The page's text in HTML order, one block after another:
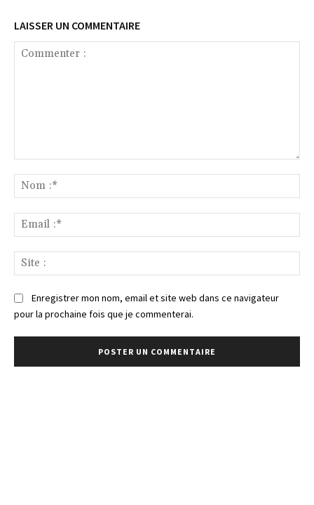
LAISSER UN COMMENTAIRE
:*
:*
:
Enregistrer mon nom, email et site web dans ce navigateur
pour la prochaine fois que je commenterai.